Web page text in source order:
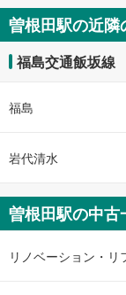
曽根田駅の近隣
福島交通飯坂線
福島
岩代清水
曽根田駅の中
リノベーション・リ